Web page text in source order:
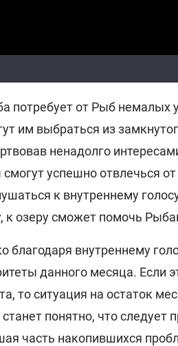
потребует от Рыб
им выбраться из
ненадолго
успешно отвлечься
к внутреннему
к озеру сможет помочь
благодаря внутреннему
данного месяца. Если
то ситуация на остаток
станет понятно, что
часть накопившихся